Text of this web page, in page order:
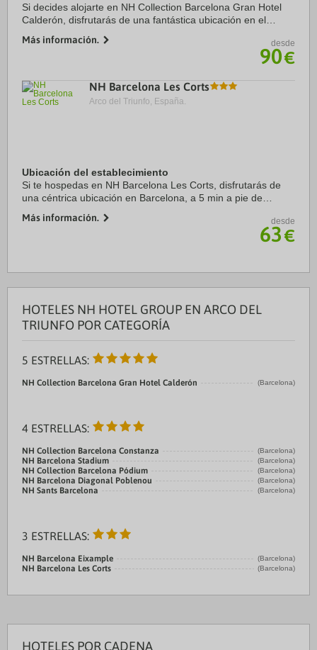
Si decides alojarte en NH Collection Barcelona Gran Hotel
Calderón, disfrutarás de una fantástica ubicación en el
Catalunya y Casa Batlló. ...
Más información. desde
90€
NH Barcelona Les Corts
Arco del Triunfo, España.
Ubicación del establecimiento
Si te hospedas en NH Barcelona Les Corts, disfrutarás de
una céntrica ubicación en Barcelona, a 5 min a pie de
Francesc Macià. Además, este hotel ...
Más información. desde
63€
HOTELES NH HOTEL GROUP EN ARCO DEL
TRIUNFO POR CATEGORÍA
5 ESTRELLAS:
NH Collection Barcelona Gran Hotel Calderón (Barcelona)
4 ESTRELLAS:
NH Collection Barcelona Constanza (Barcelona)
NH Barcelona Stadium (Barcelona)
NH Collection Barcelona Pódium (Barcelona)
NH Barcelona Diagonal Poblenou (Barcelona)
NH Sants Barcelona (Barcelona)
3 ESTRELLAS:
NH Barcelona Eixample (Barcelona)
NH Barcelona Les Corts (Barcelona)
HOTELES POR CADENA